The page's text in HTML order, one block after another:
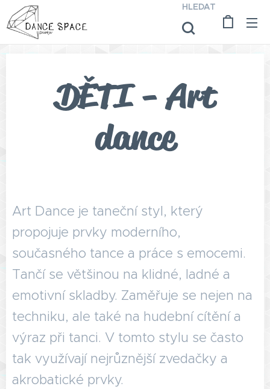
HLEDAT
DĚTI - Art
dance
Art Dance je taneční styl, který
propojuje prvky moderního,
současného tance a práce s emocemi.
Tančí se většinou na klidné, ladné a
emotivní skladby. Zaměřuje se nejen na
techniku, ale také na hudební cítění a
výraz při tanci. V tomto stylu se často
tak využívají nejrůznější zvedačky a
akrobatické prvky.